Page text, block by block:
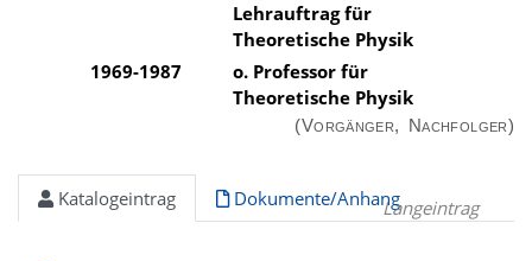
Lehrauftrag für
Theoretische Physik
1969-1987
o. Professor für
Theoretische Physik
(Vorgänger, Nachfolger)
Katalogeintrag Dokumente/AnhangLangeintrag